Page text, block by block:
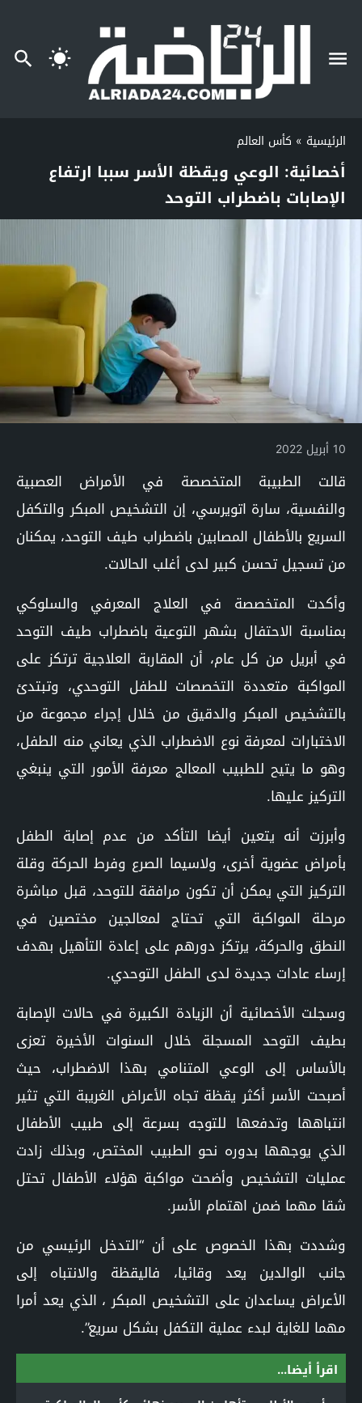
الرئيسية » كأس العالم
أخصائية: الوعي ويقظة الأسر سببا ارتفاع
الإصابات باضطراب التوحد
10 أبريل 2022
قالت الطبيبة المتخصصة في الأمراض العصبية
والنفسية، سارة اتويرسي، إن التشخيص المبكر والتكفل
السريع بالأطفال المصابين باضطراب طيف التوحد، يمكنان
من تسجيل تحسن كبير لدى أغلب الحالات.
وأكدت المتخصصة في العلاج المعرفي والسلوكي
بمناسبة الاحتفال بشهر التوعية باضطراب طيف التوحد
في أبريل من كل عام، أن المقاربة العلاجية ترتكز على
المواكبة متعددة التخصصات للطفل التوحدي، وتبتدئ
بالتشخيص المبكر والدقيق من خلال إجراء مجموعة من
الاختبارات لمعرفة نوع الاضطراب الذي يعاني منه الطفل،
وهو ما يتيح للطبيب المعالج معرفة الأمور التي ينبغي
التركيز عليها.
وأبرزت أنه يتعين أيضا التأكد من عدم إصابة الطفل
بأمراض عضوية أخرى، ولاسيما الصرع وفرط الحركة وقلة
التركيز التي يمكن أن تكون مرافقة للتوحد، قبل مباشرة
مرحلة المواكبة التي تحتاج لمعالجين مختصين في
النطق والحركة، يرتكز دورهم على إعادة التأهيل بهدف
إرساء عادات جديدة لدى الطفل التوحدي.
وسجلت الأخصائية أن الزيادة الكبيرة في حالات الإصابة
بطيف التوحد المسجلة خلال السنوات الأخيرة تعزى
بالأساس إلى الوعي المتنامي بهذا الاضطراب، حيث
أصبحت الأسر أكثر يقظة تجاه الأعراض الغريبة التي تثير
انتباهها وتدفعها للتوجه بسرعة إلى طبيب الأطفال
الذي يوجهها بدوره نحو الطبيب المختص، وبذلك زادت
عمليات التشخيص وأضحت مواكبة هؤلاء الأطفال تحتل
شقا مهما ضمن اهتمام الأسر.
وشددت بهذا الخصوص على أن “التدخل الرئيسي من
جانب الوالدين يعد وقائيا، فاليقظة والانتباه إلى
الأعراض يساعدان على التشخيص المبكر ، الذي يعد أمرا
مهما للغاية لبدء عملية التكفل بشكل سريع”.
اقرأ أيضا...